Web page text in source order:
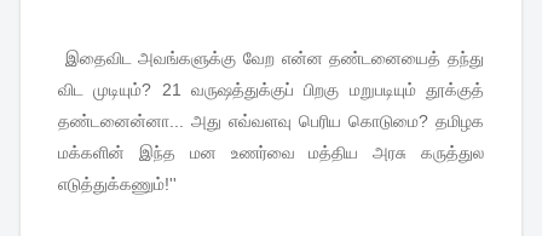
இதைவிட அவங்களுக்கு வேற என்ன தண்டனையைத் தந்து
விட
முடியும்? 21வருஷத்துக்குப் பிறகு மறுபடியும் தூக்குத்
தண்டனைன்னா
அது எவ்வளவு பெரிய கொடுமை? தமிழக
மக்களின்
இந்த மன உணர்வை மத்திய அரசு
கருத்துல
எடுத்துக்கணும்!''